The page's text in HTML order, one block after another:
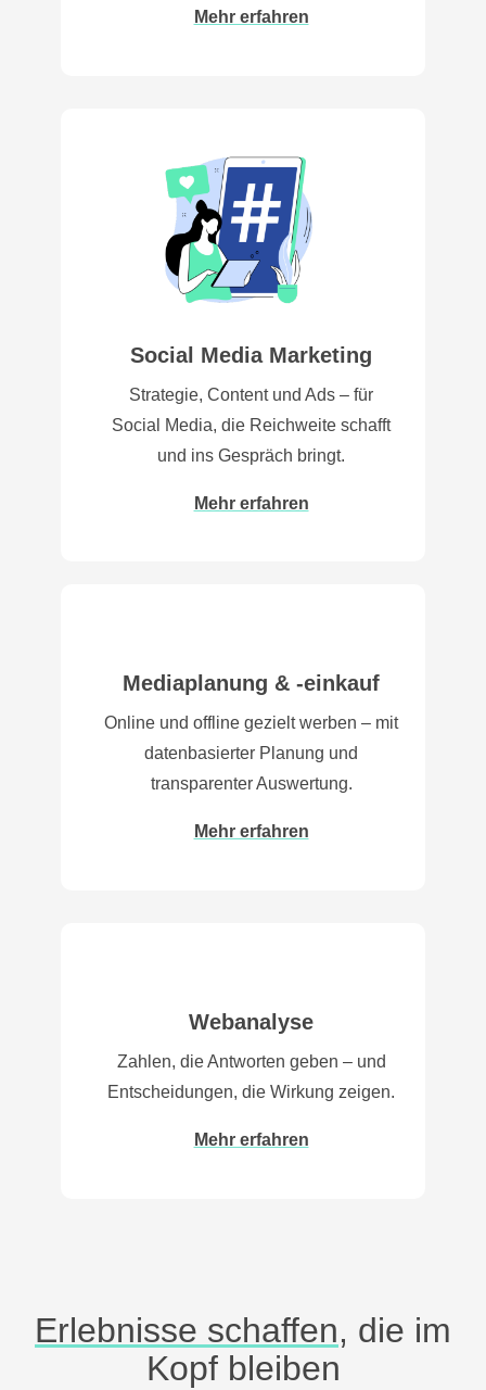
Mehr erfahren
Social Media Marketing
Strategie, Content und Ads – für
Social Media, die Reichweite schafft
und ins Gespräch bringt.
Mehr erfahren
Mediaplanung & -einkauf
Online und offline gezielt werben – mit
datenbasierter Planung und
transparenter Auswertung.
Mehr erfahren
Webanalyse
Zahlen, die Antworten geben – und
Entscheidungen, die Wirkung zeigen.
Mehr erfahren
Erlebnisse schaffen, die im
Kopf bleiben